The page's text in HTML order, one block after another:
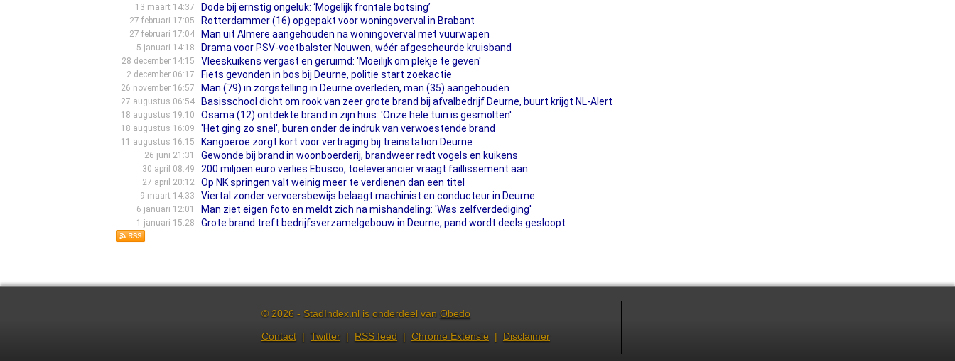
13 maart 14:37 Dode bij ernstig ongeluk: ‘Mogelijk frontale botsing’
27 februari 17:05 Rotterdammer (16) opgepakt voor woningoverval in Brabant
27 februari 17:04 Man uit Almere aangehouden na woningoverval met vuurwapen
5 januari 14:18 Drama voor PSV-voetbalster Nouwen, wéér afgescheurde kruisband
28 december 14:15 Vleeskuikens vergast en geruimd: 'Moeilijk om plekje te geven'
2 december 06:17 Fiets gevonden in bos bij Deurne, politie start zoekactie
26 november 16:57 Man (79) in zorgstelling in Deurne overleden, man (35) aangehouden
27 augustus 06:54 Basisschool dicht om rook van zeer grote brand bij afvalbedrijf Deurne, buurt krijgt NL-Alert
18 augustus 19:10 Osama (12) ontdekte brand in zijn huis: 'Onze hele tuin is gesmolten'
18 augustus 16:09 'Het ging zo snel', buren onder de indruk van verwoestende brand
11 augustus 16:15 Kangoeroe zorgt kort voor vertraging bij treinstation Deurne
26 juni 21:31 Gewonde bij brand in woonboerderij, brandweer redt vogels en kuikens
30 april 08:49 200 miljoen euro verlies Ebusco, toeleverancier vraagt faillissement aan
27 april 20:12 Op NK springen valt weinig meer te verdienen dan een titel
9 maart 14:33 Viertal zonder vervoersbewijs belaagt machinist en conducteur in Deurne
6 januari 12:01 Man ziet eigen foto en meldt zich na mishandeling: 'Was zelfverdediging'
1 januari 15:28 Grote brand treft bedrijfsverzamelgebouw in Deurne, pand wordt deels gesloopt
© 2026 - StadIndex.nl is onderdeel van Obedo
Contact | Twitter | RSS feed | Chrome Extensie | Disclaimer